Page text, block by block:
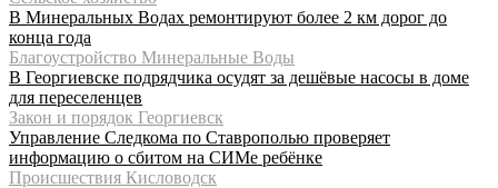
В Минеральных Водах ремонтируют более 2 км дорог до
конца года
Благоустройство Минеральные Воды
В Георгиевске подрядчика осудят за дешёвые насосы в доме
для переселенцев
Закон и порядок Георгиевск
Управление Следкома по Ставрополью проверяет
информацию о сбитом на СИМе ребёнке
Происшествия Кисловодск